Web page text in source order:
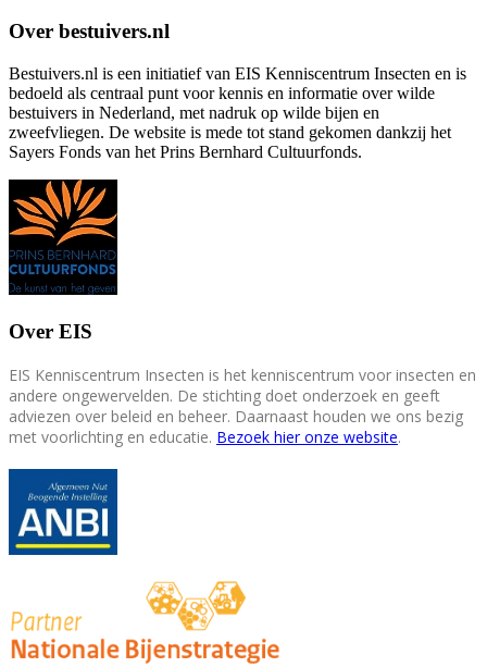
Over bestuivers.nl
Bestuivers.nl is een initiatief van EIS Kenniscentrum Insecten en is
bedoeld als centraal punt voor kennis en informatie over wilde
bestuivers in Nederland, met nadruk op wilde bijen en
zweefvliegen. De website is mede tot stand gekomen dankzij het
Sayers Fonds van het Prins Bernhard Cultuurfonds.
Over EIS
EIS Kenniscentrum Insecten is het kenniscentrum voor insecten en
andere ongewervelden. De stichting doet onderzoek en geeft
adviezen over beleid en beheer. Daarnaast houden we ons bezig
met voorlichting en educatie. Bezoek hier onze website.